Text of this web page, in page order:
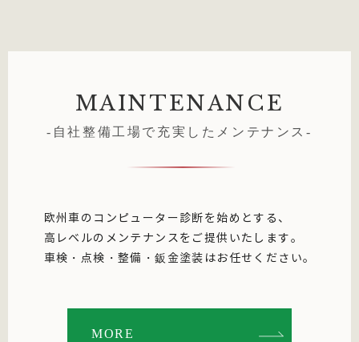
MAINTENANCE
-自社整備工場で充実したメンテナンス-
欧州車のコンピューター診断を始めとする、
高レベルのメンテナンスをご提供いたします。
車検・点検・整備・鈑金塗装はお任せください。
MORE